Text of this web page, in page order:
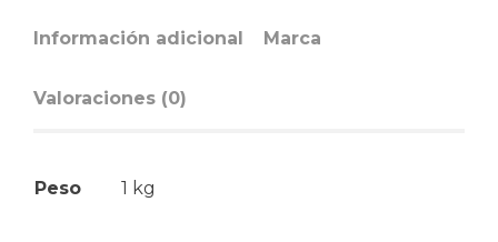
Información adicional Marca
Valoraciones (0)
Peso 1 kg